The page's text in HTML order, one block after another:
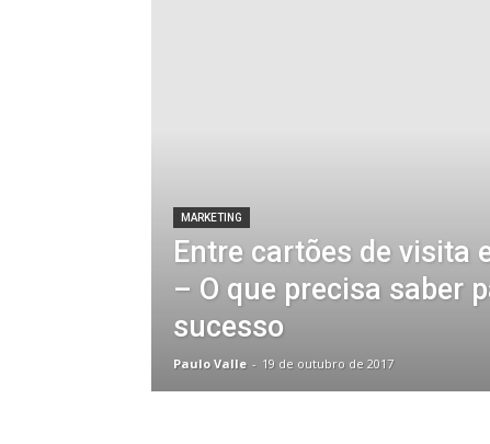
MARKETING
Entre cartões de visita
– O que precisa saber
sucesso
Paulo Valle - 19 de outubro de 2017